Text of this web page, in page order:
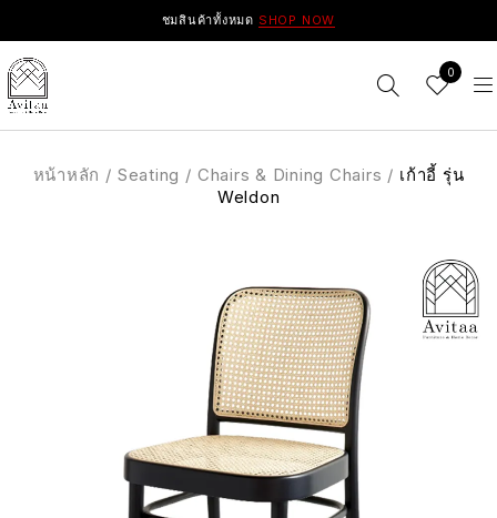
ชมสินค้าทั้งหมด SHOP NOW
0
หน้าหลัก / Seating / Chairs & Dining Chairs / เก้าอี้ รุ่น
Weldon